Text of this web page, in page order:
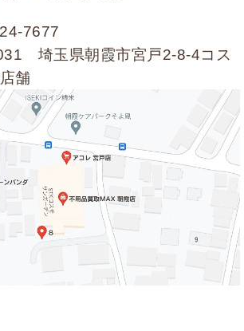
7677
埼玉県朝霞市宮戸2-8-4コス
舗